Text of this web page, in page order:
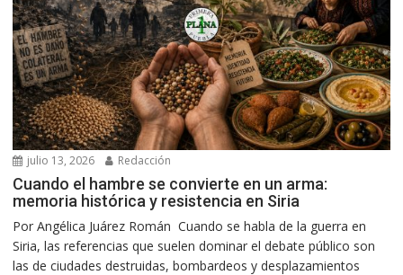
julio 13, 2026 Redacción
Cuando el hambre se convierte en un arma:
memoria histórica y resistencia en Siria
Por Angélica Juárez Román Cuando se habla de la guerra en
Siria, las referencias que suelen dominar el debate público son
las de ciudades destruidas, bombardeos y desplazamientos